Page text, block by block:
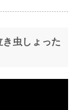
虫しょった